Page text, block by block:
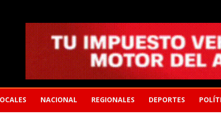
NACIONAL REGIONALES DEPORTES